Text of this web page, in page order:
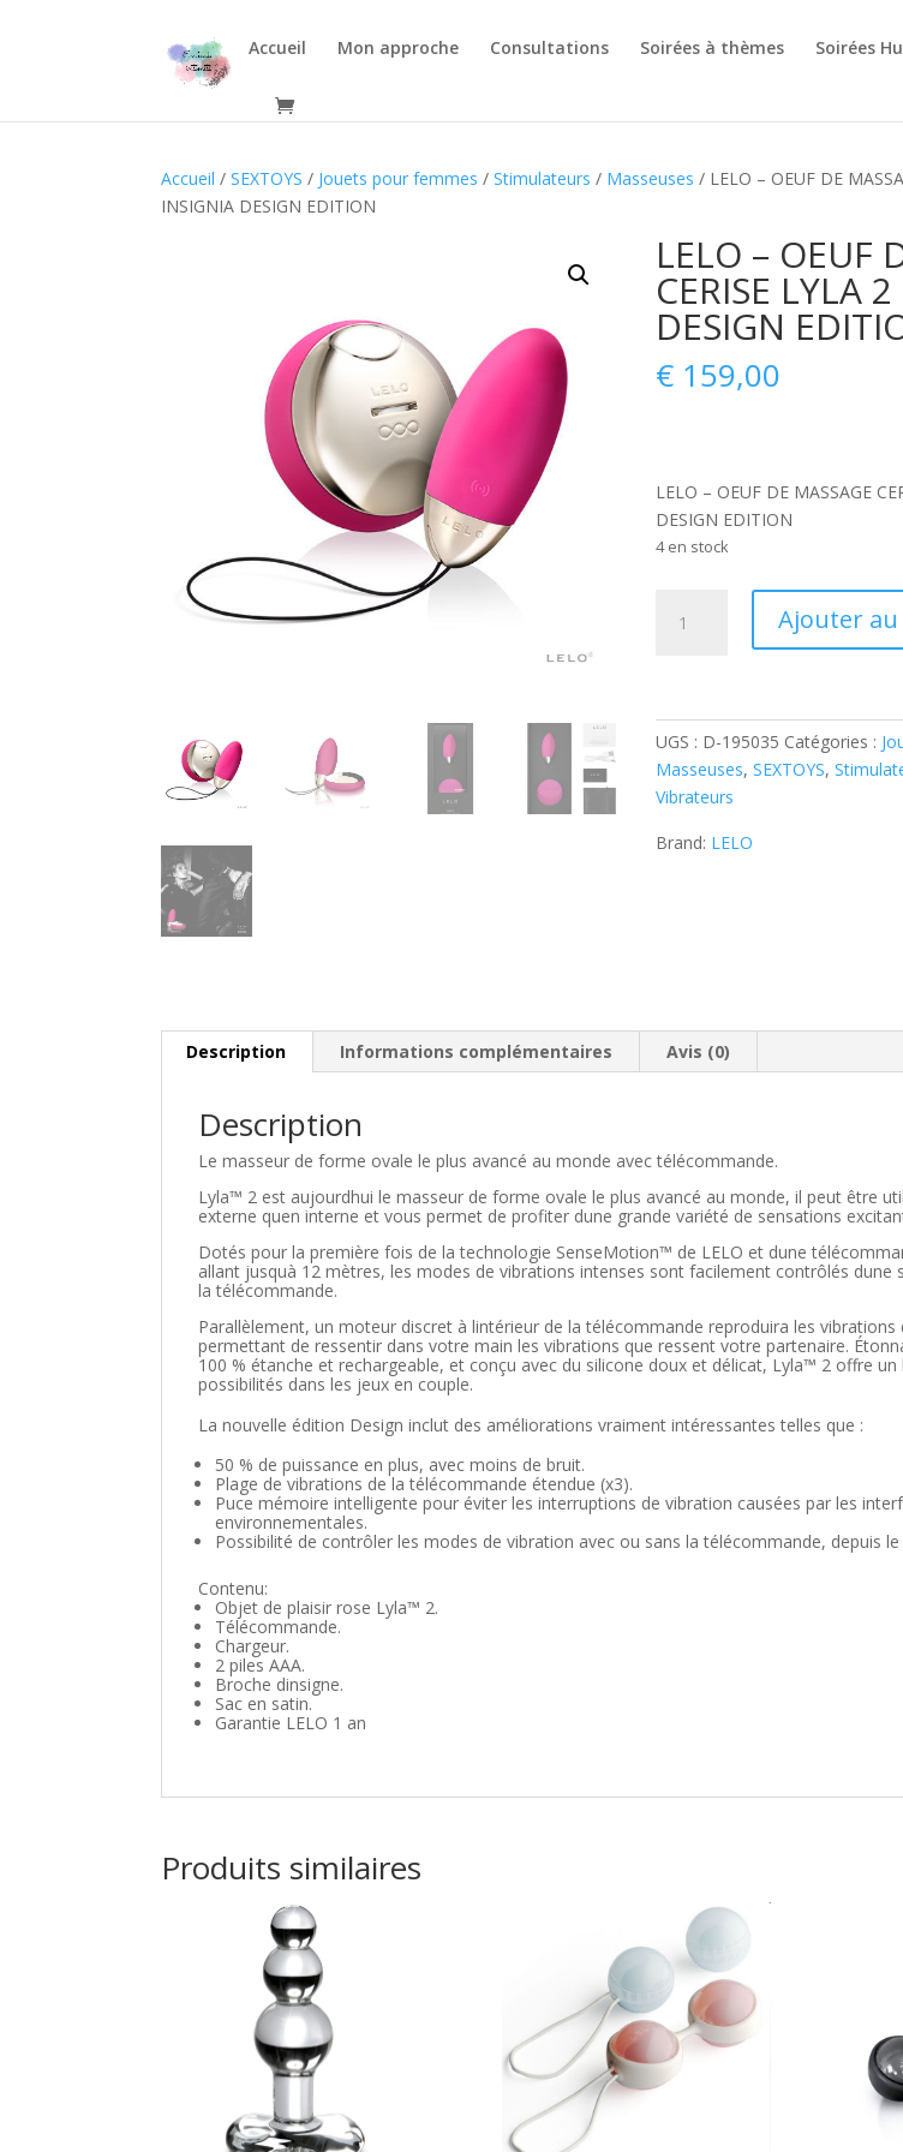
Accueil Mon approche Consultations Soirées à thèmes Soirées
Accueil /SEXTOYS / Jouets pour femmes /Stimulateurs / Masseuses / LELO – OEUF DE
INSIGNIA DESIGN EDITION
LELO – OEUF
CERISE LYLA
DESIGN
€ 159,00
LELO – OEUF DE MASSAGE
DESIGN EDITION
4 en stock
DE
MASSAGE
CERISE
2
Ajouter
UGS : D-195035 Catégories :
Masseuses,SEXTOYS,
Vibrateurs
Brand: LELO
Description Informations complémentaires Avis (0)
Description
Le masseur de forme ovale le plus avancé au monde avec télécommande.
Lyla™ 2 est aujourdhui le masseur de forme ovale le plus avancé au monde, il peut être
externe quen interne et vous permet de profiter dune grande variété de sensations
Dotés pour la première fois de la technologie SenseMotion™ de LELO et dune
allant jusquà 12 mètres, les modes de vibrations intenses sont facilement contrôlés dune
la télécommande.
Parallèlement, un moteur discret à lintérieur de la télécommande reproduira les vibrations
permettant de ressentir dans votre main les vibrations que ressent votre partenaire.
100 % étanche et rechargeable, et conçu avec du silicone doux et délicat, Lyla™ 2 offre un
possibilités dans les jeux en couple.
La nouvelle édition Design inclut des améliorations vraiment intéressantes telles que :
50 % de puissance en plus, avec moins de bruit.
Plage de vibrations de la télécommande étendue (x3).
Puce mémoire intelligente pour éviter les interruptions de vibration causées par les
environnementales.
Possibilité de contrôler les modes de vibration avec ou sans la télécommande, depuis
Contenu:
Objet de plaisir rose Lyla™ 2.
Télécommande.
Chargeur.
2 piles AAA.
Broche dinsigne.
Sac en satin.
Garantie LELO 1 an
Produits similaires